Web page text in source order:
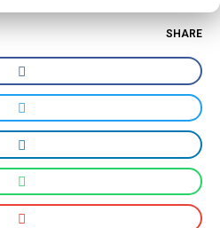
SHARE